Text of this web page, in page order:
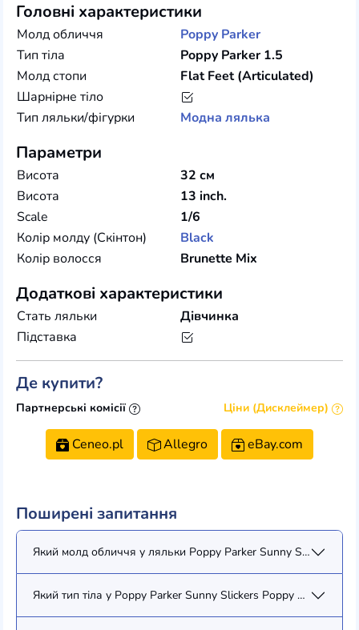
Головні характеристики
Молд обличчя
Poppy Parker
Тип тіла
Poppy Parker 1.5
Молд стопи
Flat Feet (Articulated)
Шарнірне тіло
Тип ляльки/фігурки
Модна лялька
Параметри
Висота
32 см
Висота
13 inch.
Scale
1/6
Колір молду (Скінтон)
Black
Колір волосся
Brunette Mix
Додаткові характеристики
Стать ляльки
Дівчинка
Підставка
Де купити?
Партнерські комісії Ціни (Дисклеймер)
Ceneo.pl Allegro eBay.com
Поширені запитання
Який молд обличчя у ляльки Poppy Parker Sunny Slickers
Який тип тіла у Poppy Parker Sunny Slickers Poppy Parker